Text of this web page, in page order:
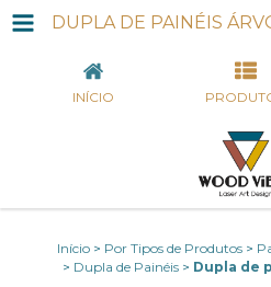
DUPLA DE PAINÉIS
INÍCIO
Início > Por Tipos de Produtos >
> Dupla de Painéis > Dupla de